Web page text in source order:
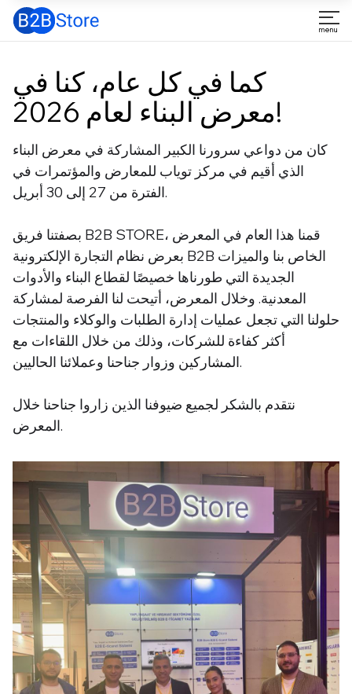
كما في كل عام، كنا في
معرض البناء لعام 2026!
كان من دواعي سرورنا الكبير المشاركة في معرض البناء
الذي أقيم في مركز توياب للمعارض والمؤتمرات في
الفترة من 27 إلى 30 أبريل.
بصفتنا فريق B2B STORE، قمنا هذا العام في المعرض
بعرض نظام التجارة الإلكترونية B2B الخاص بنا والميزات
الجديدة التي طورناها خصيصًا لقطاع البناء والأدوات
المعدنية. وخلال المعرض، أتيحت لنا الفرصة لمشاركة
حلولنا التي تجعل عمليات إدارة الطلبات والوكلاء والمنتجات
أكثر كفاءة للشركات، وذلك من خلال اللقاءات مع
المشاركين وزوار جناحنا وعملائنا الحاليين.
نتقدم بالشكر لجميع ضيوفنا الذين زاروا جناحنا خلال
المعرض.